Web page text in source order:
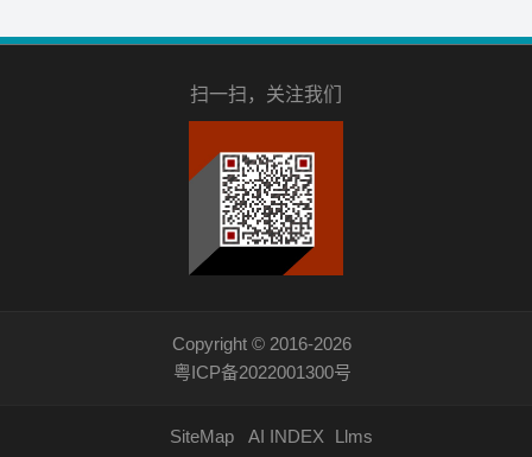
扫一扫，关注我们
Copyright © 2016-2026
粤ICP备2022001300号
SiteMap AI INDEX Llms